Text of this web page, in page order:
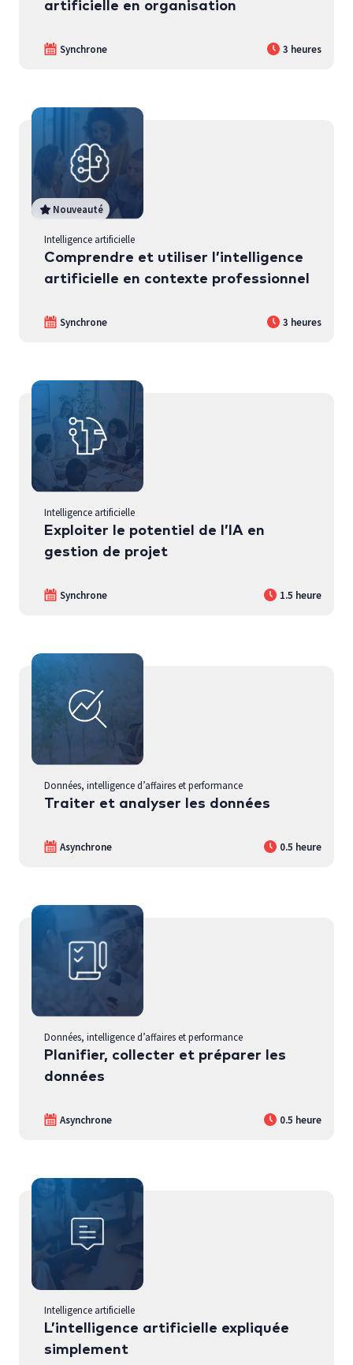
artificielle en organisation
Synchrone 3 heures
Nouveauté
Intelligence artificielle
Comprendre et utiliser l’intelligence
artificielle en contexte professionnel
Synchrone 3 heures
Intelligence artificielle
Exploiter le potentiel de l’IA en
gestion de projet
Synchrone 1.5 heure
Données, intelligence d’affaires et performance
Traiter et analyser les données
Asynchrone 0.5 heure
Données, intelligence d’affaires et performance
Planifier, collecter et préparer les
données
Asynchrone 0.5 heure
Intelligence artificielle
L’intelligence artificielle expliquée
simplement